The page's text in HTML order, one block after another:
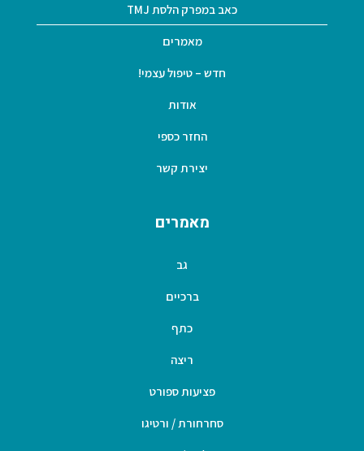
כאב במפרק הלסת TMJ
מאמרים
חדש – טיפול עצמי!
אודות
החזר כספי
יצירת קשר
מאמרים
גב
ברכיים
כתף
ריצה
פציעות ספורט
סחרחורת / ורטיגו